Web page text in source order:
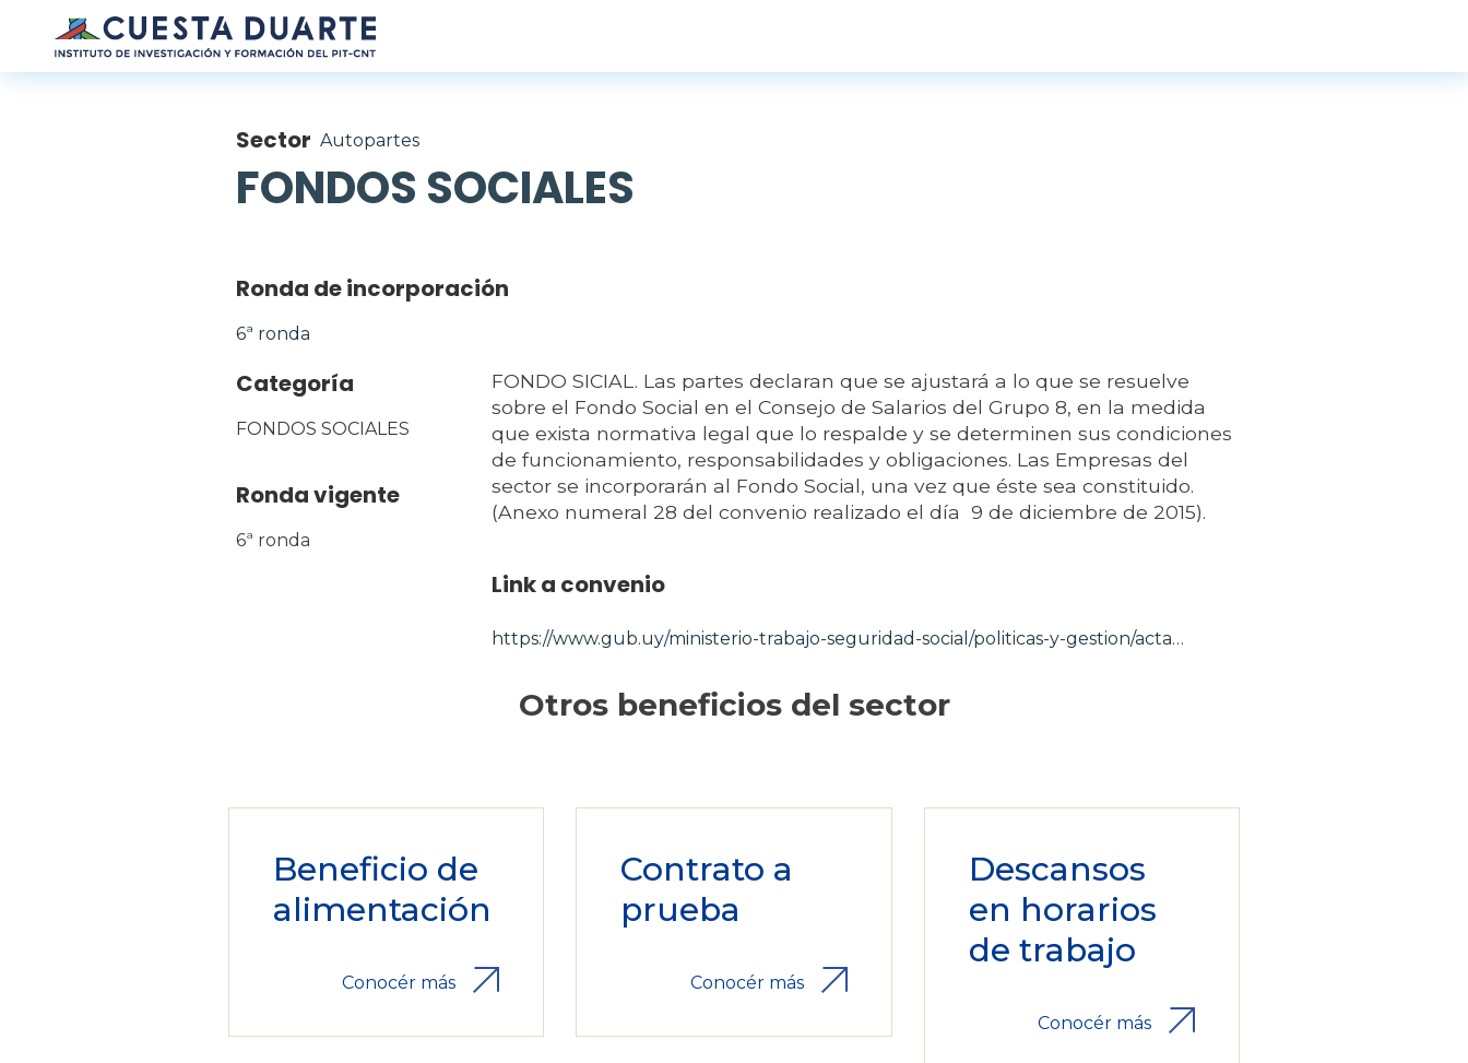
Pasar al contenido principal
Sector Autopartes
FONDOS SOCIALES
Ronda de incorporación
6ª ronda
Categoría
FONDOS SOCIALES
Ronda vigente
6ª ronda
FONDO SICIAL. Las partes declaran que se ajustará a lo que se resuelve
sobre el Fondo Social en el Consejo de Salarios del Grupo 8, en la medida
que exista normativa legal que lo respalde y se determinen sus condiciones
de funcionamiento, responsabilidades y obligaciones. Las Empresas del
sector se incorporarán al Fondo Social, una vez que éste sea constituido.
(Anexo numeral 28 del convenio realizado el día 9 de diciembre de 2015).
Link a convenio
https://www.gub.uy/ministerio-trabajo-seguridad-social/politicas-y-gestion/acta…
Otros beneficios del sector
Beneficio de
alimentación
Conocér más
Contrato a
prueba
Conocér más
Descansos
en horarios
de trabajo
Conocér más